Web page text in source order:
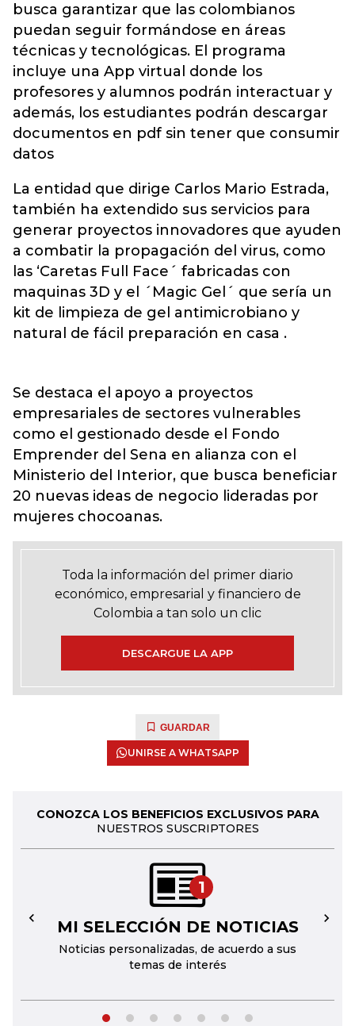
busca garantizar que las colombianos
puedan seguir formándose en áreas
técnicas y tecnológicas. El programa
incluye una App virtual donde los
profesores y alumnos podrán interactuar y
además, los estudiantes podrán descargar
documentos en pdf sin tener que consumir
datos
La entidad que dirige Carlos Mario Estrada,
también ha extendido sus servicios para
generar proyectos innovadores que ayuden
a combatir la propagación del virus, como
las ‘Caretas Full Face´ fabricadas con
maquinas 3D y el ´Magic Gel´ que sería un
kit de limpieza de gel antimicrobiano y
natural de fácil preparación en casa .
Se destaca el apoyo a proyectos
empresariales de sectores vulnerables
como el gestionado desde el Fondo
Emprender del Sena en alianza con el
Ministerio del Interior, que busca beneficiar
20 nuevas ideas de negocio lideradas por
mujeres chocoanas.
Toda la información del primer diario
económico, empresarial y financiero de
Colombia a tan solo un clic
DESCARGUE LA APP
GUARDAR
UNIRSE A WHATSAPP
CONOZCA LOS BENEFICIOS EXCLUSIVOS PARA
NUESTROS SUSCRIPTORES
1
MI SELECCIÓN DE NOTICIAS
Noticias personalizadas, de acuerdo a sus
temas de interés
← →